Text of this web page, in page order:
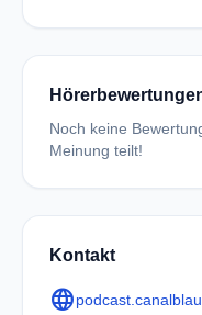
Noch keine
Meinung teilt!
Kontakt
language